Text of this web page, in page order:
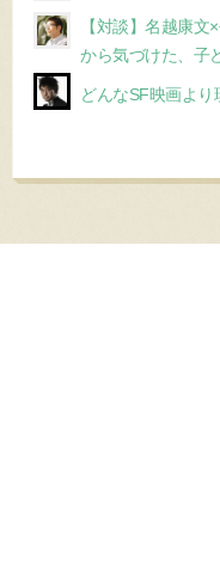
【対談】名越康
から気づけた、子
どんなSF映画よ